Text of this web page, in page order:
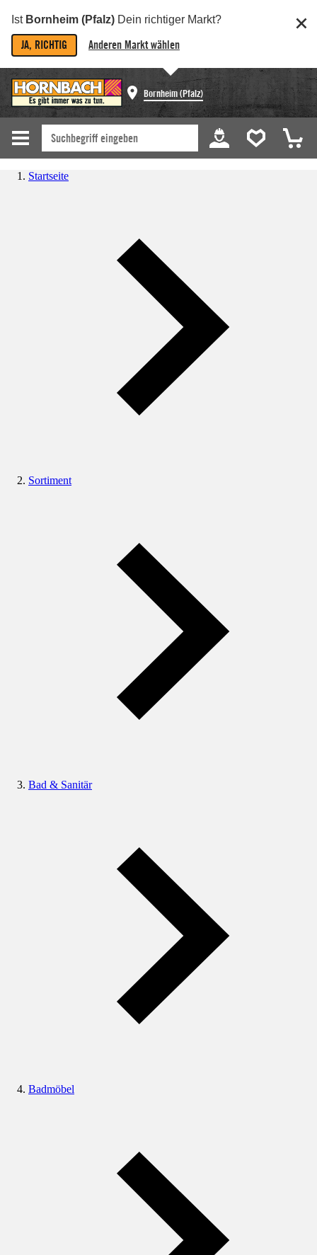
Ist Bornheim (Pfalz) Dein richtiger Markt?
JA, RICHTIG Anderen Markt wählen
Bornheim (Pfalz)
Startseite
Sortiment
Bad & Sanitär
Badmöbel